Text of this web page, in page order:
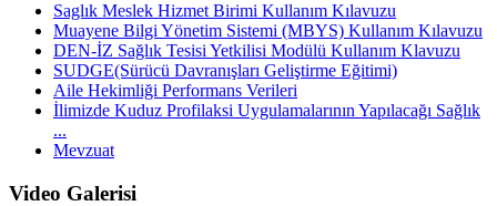
Saglık Meslek Hizmet Birimi Kullanım Kılavuzu
Muayene Bilgi Yönetim Sistemi (MBYS) Kullanım Kılavuzu
DEN-İZ Sağlık Tesisi Yetkilisi Modülü Kullanım Klavuzu
SUDGE(Sürücü Davranışları Geliştirme Eğitimi)
Aile Hekimliği Performans Verileri
İlimizde Kuduz Profilaksi Uygulamalarının Yapılacağı Sağlık
...
Mevzuat
Video Galerisi